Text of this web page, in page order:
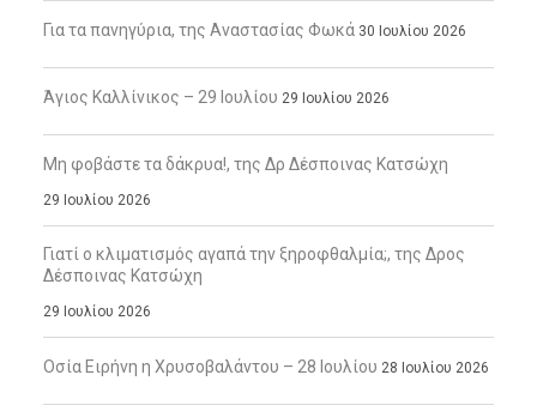
Για τα πανηγύρια, της Αναστασίας Φωκά 30 Ιουλίου 2026
Άγιος Καλλίνικος – 29 Ιουλίου 29 Ιουλίου 2026
Μη φοβάστε τα δάκρυα!, της Δρ Δέσποινας Κατσώχη
29 Ιουλίου 2026
Γιατί ο κλιματισμός αγαπά την ξηροφθαλμία;, της Δρος
Δέσποινας Κατσώχη
29 Ιουλίου 2026
Οσία Ειρήνη η Χρυσοβαλάντου – 28 Ιουλίου 28 Ιουλίου 2026